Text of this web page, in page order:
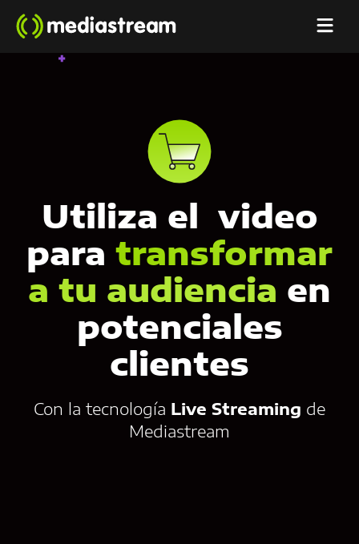
Utiliza el video
para transformar
a tu audiencia en
potenciales
clientes
Con la tecnología Live Streaming de
Mediastream